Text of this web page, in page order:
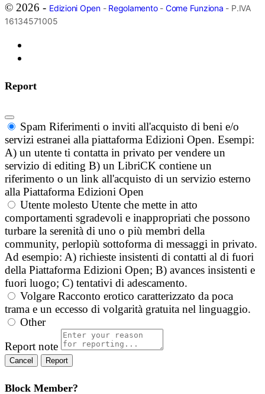
© 2026 - Edizioni Open- Regolamento- Come Funziona - P.IVA
16134571005
Report
Spam Riferimenti o inviti all'acquisto di beni e/o
servizi estranei alla piattaforma Edizioni Open. Esempi:
A) un utente ti contatta in privato per vendere un
servizio di editing B) un LibriCK contiene un
riferimento o un link all'acquisto di un servizio esterno
alla Piattaforma Edizioni Open
Utente molesto Utente che mette in atto
comportamenti sgradevoli e inappropriati che possono
turbare la serenità di uno o più membri della
community, perlopiù sottoforma di messaggi in privato.
Ad esempio: A) richieste insistenti di contatti al di fuori
della Piattaforma Edizioni Open; B) avances insistenti e
fuori luogo; C) tentativi di adescamento.
Volgare Racconto erotico caratterizzato da poca
trama e un eccesso di volgarità gratuita nel linguaggio.
Other
Report note
Report
Block Member?